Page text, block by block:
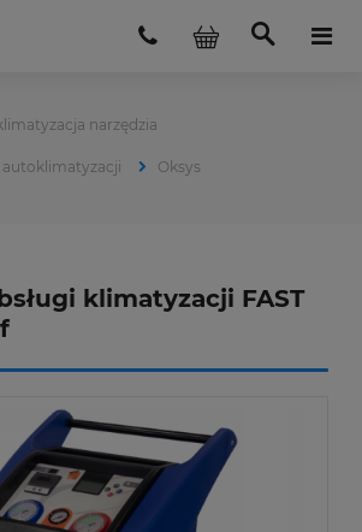
narzędzia
autoklimatyzacji Oksys
klimatyzacji FAST